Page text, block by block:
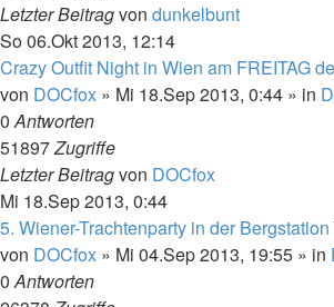
Letzter Beitragvon dunkelbunt
So 06.Okt 2013, 12:14
Crazy Outfit Night in Wien am FREITAG
von DOCfox » Mi 18.Sep 2013, 0:44 » in
0Antworten
51897Zugriffe
Letzter Beitragvon DOCfox
Mi 18.Sep 2013, 0:44
5. Wiener-Trachtenparty in der
von DOCfox » Mi 04.Sep 2013, 19:55 » in
0Antworten